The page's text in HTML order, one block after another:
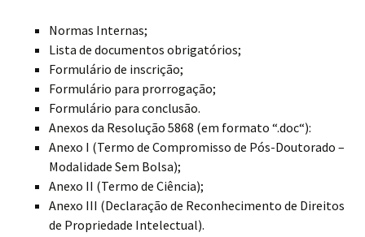
Normas Internas;
Lista de documentos obrigatórios;
Formulário de inscrição;
Formulário para prorrogação;
Formulário para conclusão.
Anexos da Resolução 5868 (em formato “.doc“):
Anexo I (Termo de Compromisso de Pós-Doutorado –
Modalidade Sem Bolsa);
Anexo II (Termo de Ciência);
Anexo III (Declaração de Reconhecimento de Direitos
de Propriedade Intelectual).